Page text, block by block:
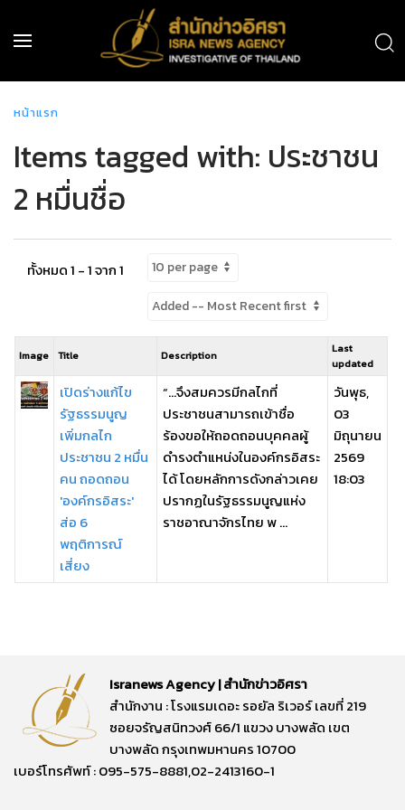
หน้าแรก
Items tagged with: ประชาชน
2 หมื่นชื่อ
ทั้งหมด 1 - 1 จาก 1
Image Title Description
Last
updated
เปิดร่างแก้ไข
รัฐธรรมนูญ
เพิ่มกลไก
ประชาชน 2 หมื่น
คน ถอดถอน
'องค์กรอิสระ'
ส่อ 6
พฤติการณ์
เสี่ยง
“…จึงสมควรมีกลไกที่
ประชาชนสามารถเข้าชื่อ
ร้องขอให้ถอดถอนบุคคลผู้
ดำรงตำแหน่งในองค์กรอิสระ
ได้ โดยหลักการดังกล่าวเคย
ปรากฏในรัฐธรรมนูญแห่ง
ราชอาณาจักรไทย พ ...
วันพุธ,
03
มิถุนายน
2569
18:03
Isranews Agency | สำนักข่าวอิศรา
สำนักงาน : โรงแรมเดอะ รอยัล ริเวอร์ เลขที่ 219
ซอยจรัญสนิทวงศ์ 66/1 แขวง บางพลัด เขต
บางพลัด กรุงเทพมหานคร 10700
เบอร์โทรศัพท์ : 095-575-8881,02-2413160-1